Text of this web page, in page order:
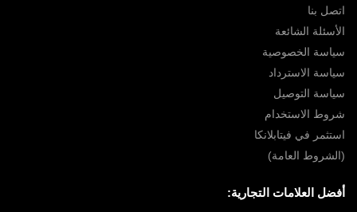
اتصل بنا
الأسئلة الشائعة
سياسة الخصوصية
سياسة الاسترداد
سياسة التوصيل
شروط الاستخدام
استثمر في فيتابلانكا
(الشروط العامة)
أفضل العلامات التجارية: